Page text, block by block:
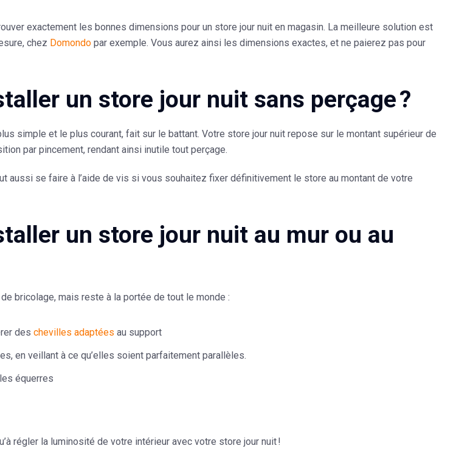
exactement les bonnes dimensions pour un store jour nuit en magasin. La meilleure solution est
chez Domondo par exemple. Vous aurez ainsi les dimensions exactes, et ne paierez pas pour
un store jour nuit sans perçage ?
simple et le plus courant, fait sur le battant. Votre store jour nuit repose sur le montant supérieur de
par pincement, rendant ainsi inutile tout perçage.
aussi se faire à l’aide de vis si vous souhaitez fixer définitivement le store au montant de votre
un store jour nuit au mur ou au
bricolage, mais reste à la portée de tout le monde :
des chevilles adaptées au support
en veillant à ce qu’elles soient parfaitement parallèles.
équerres
régler la luminosité de votre intérieur avec votre store jour nuit !